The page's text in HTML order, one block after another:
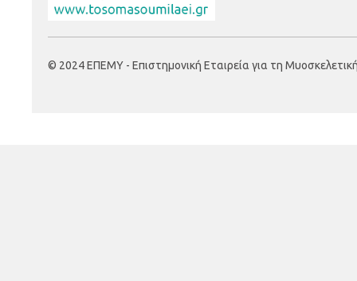
© 2024 ΕΠΕΜΥ - Επιστημονική Εταιρεία για τη